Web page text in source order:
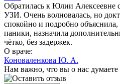
Обратилась к Юлии Алексеевне
УЗИ. Очень волновалась, но
спокойно и подробно
паники, назначила
чётко, без задержек.
О враче:
Коноваленкова Ю. А.
Нам важно, что вы о нас думаете